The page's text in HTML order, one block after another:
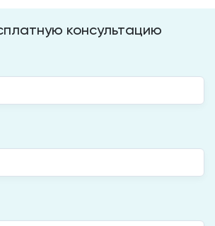
консультацию